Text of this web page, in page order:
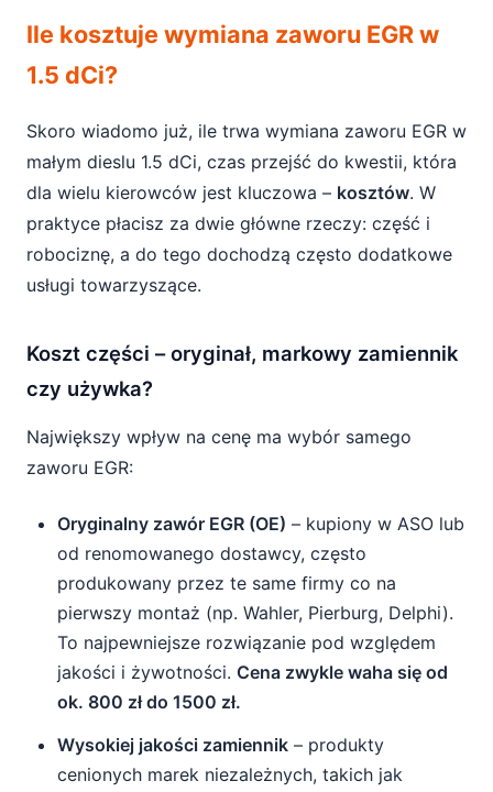
Ile kosztuje wymiana zaworu EGR w
1.5 dCi?
Skoro wiadomo już, ile trwa wymiana zaworu EGR w
małym dieslu 1.5 dCi, czas przejść do kwestii, która
dla wielu kierowców jest kluczowa – kosztów. W
praktyce płacisz za dwie główne rzeczy: część i
robociznę, a do tego dochodzą często dodatkowe
usługi towarzyszące.
Koszt części – oryginał, markowy zamiennik
czy używka?
Największy wpływ na cenę ma wybór samego
zaworu EGR:
Oryginalny zawór EGR (OE) – kupiony w ASO lub
od renomowanego dostawcy, często
produkowany przez te same firmy co na
pierwszy montaż (np. Wahler, Pierburg, Delphi).
To najpewniejsze rozwiązanie pod względem
jakości i żywotności. Cena zwykle waha się od
ok. 800 zł do 1500 zł.
Wysokiej jakości zamiennik – produkty
cenionych marek niezależnych, takich jak